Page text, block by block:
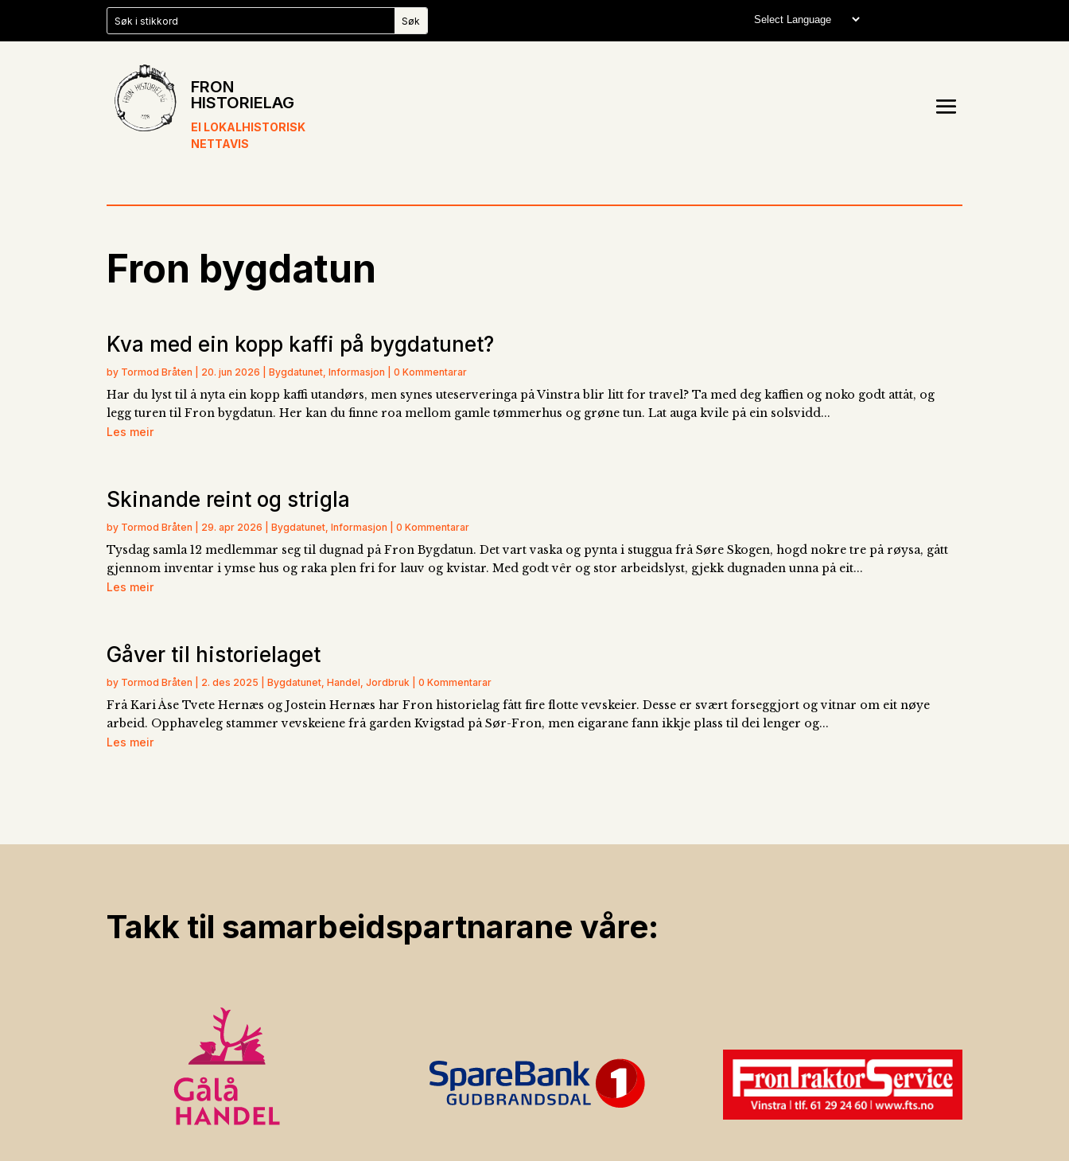
FRON
HISTORIELAG
EI LOKALHISTORISK
NETTAVIS
Fron bygdatun
Kva med ein kopp kaffi på bygdatunet?
by Tormod Bråten | 20. jun 2026 | Bygdatunet, Informasjon | 0 Kommentarar
Har du lyst til å nyta ein kopp kaffi utandørs, men synes uteserveringa på Vinstra blir litt for travel? Ta med deg kaffien og noko godt attåt, og
legg turen til Fron bygdatun. Her kan du finne roa mellom gamle tømmerhus og grøne tun. Lat auga kvile på ein solsvidd...
Les meir
Skinande reint og strigla
by Tormod Bråten | 29. apr 2026 | Bygdatunet, Informasjon | 0 Kommentarar
Tysdag samla 12 medlemmar seg til dugnad på Fron Bygdatun. Det vart vaska og pynta i stuggua frå Søre Skogen, hogd nokre tre på røysa, gått
gjennom inventar i ymse hus og raka plen fri for lauv og kvistar. Med godt vêr og stor arbeidslyst, gjekk dugnaden unna på eit...
Les meir
Gåver til historielaget
by Tormod Bråten | 2. des 2025 | Bygdatunet, Handel, Jordbruk | 0 Kommentarar
Frå Kari Åse Tvete Hernæs og Jostein Hernæs har Fron historielag fått fire flotte vevskeier. Desse er svært forseggjort og vitnar om eit nøye
arbeid. Opphaveleg stammer vevskeiene frå garden Kvigstad på Sør-Fron, men eigarane fann ikkje plass til dei lenger og...
Les meir
Takk til samarbeids­partnarane våre: